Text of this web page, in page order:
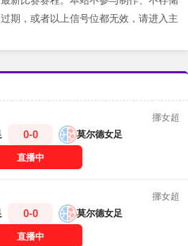
期，或者以上信号位都无效，请进入主
挪女超
0-0 莫尔德女足
直播中
挪女超
0-0 莫尔德女足
直播中